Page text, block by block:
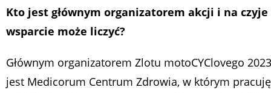
Kto jest głównym organizatorem akcji i na czyje
wsparcie może liczyć?
Głównym organizatorem Zlotu motoCYClovego 2023
jest Medicorum Centrum Zdrowia, w którym pracuję